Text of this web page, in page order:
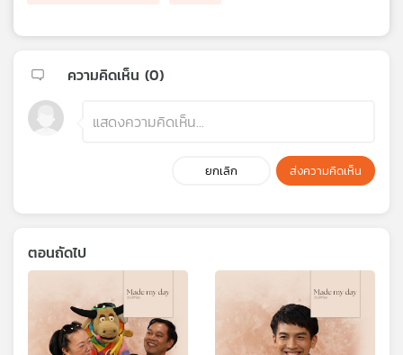
ความคิดเห็น (0)
ยกเลิก ส่งความคิดเห็น
ตอนถัดไป